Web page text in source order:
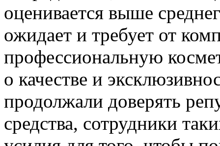
оценивается выше
ожидает и требует от
профессиональную
о качестве и
продолжали доверять
средства, сотрудники